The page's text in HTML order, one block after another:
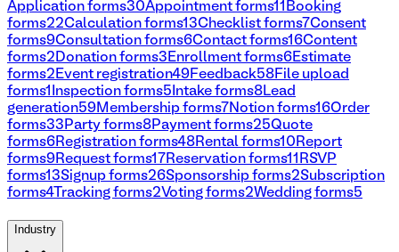
Application forms30Appointment forms11 Booking
forms22Calculation forms13Checklist forms7Consent
forms9Consultation forms6Contact forms16Content
forms2 Donation forms3 Enrollment forms6 Estimate
forms2 Event registration49 Feedback58 File upload
forms1 Inspection forms5 Intake forms8 Lead
generation59 Membership forms7 Notion forms16Order
forms33 Party forms8 Payment forms25Quote
forms6 Registration forms48 Rental forms10 Report
forms9 Request forms17 Reservation forms11 RSVP
forms13Signup forms26Sponsorship forms2Subscription
forms4Tracking forms2Voting forms2Wedding forms5
Industry